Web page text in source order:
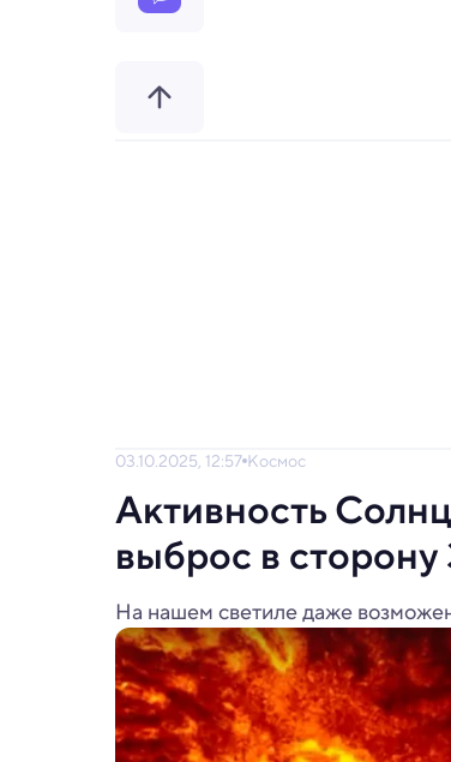
03.10.2025, 12:57 Космос
Активность
выброс в
На нашем светиле даже